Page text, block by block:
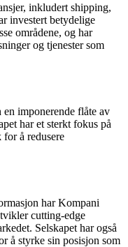
inkludert shipping,
investert betydelige
områdene, og har
og tjenester som
imponerende flåte av
har et sterkt fokus på
å redusere
har Kompani
cutting-edge
Selskapet har også
å styrke sin posisjon som